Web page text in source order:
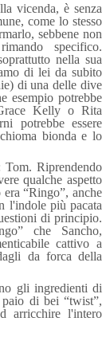
vicenda, è senza
come lo stesso
sebbene non
specifico.
nella sua
di lei da subito
di una delle dive
esempio potrebbe
Kelly o Rita
potrebbe essere
bionda e lo
Tom. Riprendendo
qualche aspetto
“Ringo”, anche
l'indole più pacata
di principio.
che Sancho,
cattivo a
da forca della
gli ingredienti di
paio di bei “twist”,
arricchire l'intero